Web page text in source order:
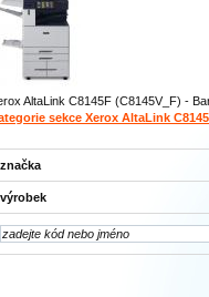
AltaLink C8145F (C8145V_F) -
sekce Xerox AltaLink
značka
výrobek